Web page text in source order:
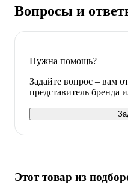
Вопросы и
Нужна помощь?
Задайте вопрос – вам
представитель бренда
Этот товар из